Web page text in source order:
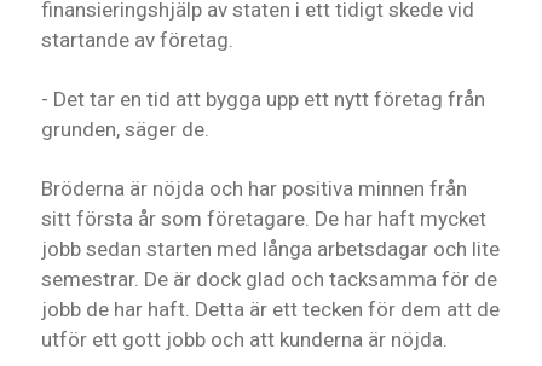
finansieringshjälp av staten i ett tidigt skede vid
startande av företag.
- Det tar en tid att bygga upp ett nytt företag från
grunden, säger de.
Bröderna är nöjda och har positiva minnen från
sitt första år som företagare. De har haft mycket
jobb sedan starten med långa arbetsdagar och lite
semestrar. De är dock glad och tacksamma för de
jobb de har haft. Detta är ett tecken för dem att de
utför ett gott jobb och att kunderna är nöjda.